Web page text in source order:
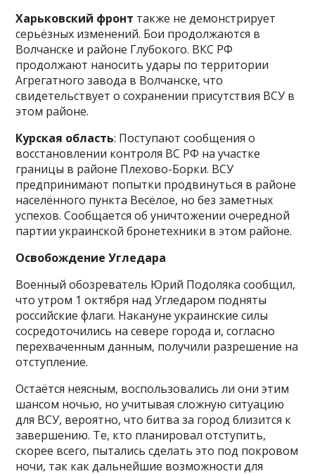
Харьковский фронт также не демонстрирует
серьёзных изменений. Бои продолжаются в
Волчанске и районе Глубокого. ВКС РФ
продолжают наносить удары по территории
Агрегатного завода в Волчанске, что
свидетельствует о сохранении присутствия ВСУ в
этом районе.
Курская область: Поступают сообщения о
восстановлении контроля ВС РФ на участке
границы в районе Плехово-Борки. ВСУ
предпринимают попытки продвинуться в районе
населённого пункта Весёлое, но без заметных
успехов. Сообщается об уничтожении очередной
партии украинской бронетехники в этом районе.
Освобождение Угледара
Военный обозреватель Юрий Подоляка сообщил,
что утром 1 октября над Угледаром подняты
российские флаги. Накануне украинские силы
сосредоточились на севере города и, согласно
перехваченным данным, получили разрешение на
отступление.
Остаётся неясным, воспользовались ли они этим
шансом ночью, но учитывая сложную ситуацию
для ВСУ, вероятно, что битва за город близится к
завершению. Те, кто планировал отступить,
скорее всего, пытались сделать это под покровом
ночи, так как дальнейшие возможности для